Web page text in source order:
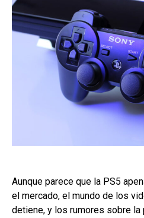
Aunque parece que la PS5
el mercado, el mundo de los
detiene, y los rumores sobre la